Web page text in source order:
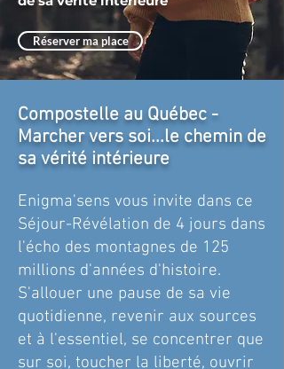
Réserver ma place
Compostelle au Québec -
Marcher vers soi...le chemin de
sa vérité intérieure
Enigma'sens vous invite dans ce
Séjour-Révélation de 4 jours dans
l'écho des montagnes de 125
millions d'années d'histoire.
S'allouer une pause de sa vie
quotidienne, revenir aux sources
et à l'essentiel, se concentrer que
sur soi, toucher la liberté, ouvrir